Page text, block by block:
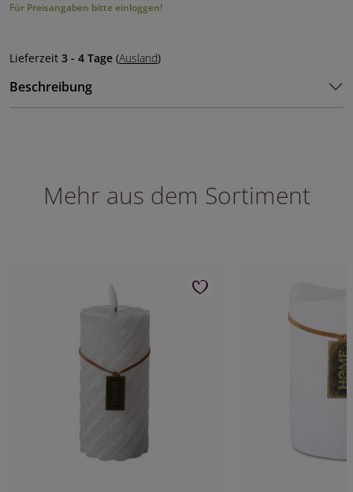
Für Preisangaben bitte einloggen!
Lieferzeit 3 - 4 Tage (Ausland)
Beschreibung
Mehr aus dem Sortiment